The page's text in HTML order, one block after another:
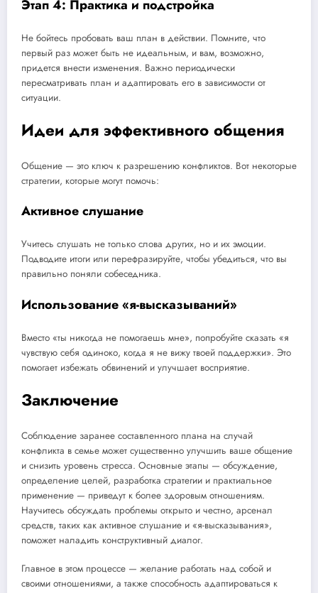
Этап 4: Практика и подстройка
Не бойтесь пробовать ваш план в действии. Помните, что
первый раз может быть не идеальным, и вам, возможно,
придется внести изменения. Важно периодически
пересматривать план и адаптировать его в зависимости от
ситуации.
Идеи для эффективного общения
Общение — это ключ к разрешению конфликтов. Вот некоторые
стратегии, которые могут помочь:
Активное слушание
Учитесь слушать не только слова других, но и их эмоции.
Подводите итоги или перефразируйте, чтобы убедиться, что вы
правильно поняли собеседника.
Использование «я-высказываний»
Вместо «ты никогда не помогаешь мне», попробуйте сказать «я
чувствую себя одиноко, когда я не вижу твоей поддержки». Это
помогает избежать обвинений и улучшает восприятие.
Заключение
Соблюдение заранее составленного плана на случай
конфликта в семье может существенно улучшить ваше общение
и снизить уровень стресса. Основные этапы — обсуждение,
определение целей, разработка стратегии и практиальное
применение — приведут к более здоровым отношениям.
Научитесь обсуждать проблемы открыто и честно, арсенал
средств, таких как активное слушание и «я-высказывания»,
поможет наладить конструктивный диалог.
Главное в этом процессе — желание работать над собой и
своими отношениями, а также способность адаптироваться к